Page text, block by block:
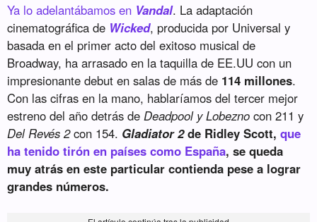
Ya lo adelantábamos en Vandal. La adaptación
cinematográfica de Wicked, producida por Universal y
basada en el primer acto del exitoso musical de
Broadway, ha arrasado en la taquilla de EE.UU con un
impresionante debut en salas de más de 114 millones.
Con las cifras en la mano, hablaríamos del tercer mejor
estreno del año detrás deDeadpool y Lobezno con 211 y
Del Revés 2con 154. Gladiator 2de Ridley Scott,que
ha tenido tirón en países como España, se queda
muy atrás en este particular contienda pese a lograr
grandes números.